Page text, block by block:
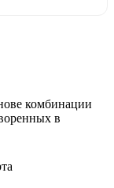
комбинации
в